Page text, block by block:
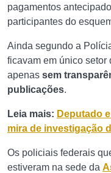
pagamentos
participantes do
Ainda segundo a
ficavam em único setor
apenas sem
publicações.
Leia mais: Deputado
mira de investigação
Os policiais federais
estiveram na sede da